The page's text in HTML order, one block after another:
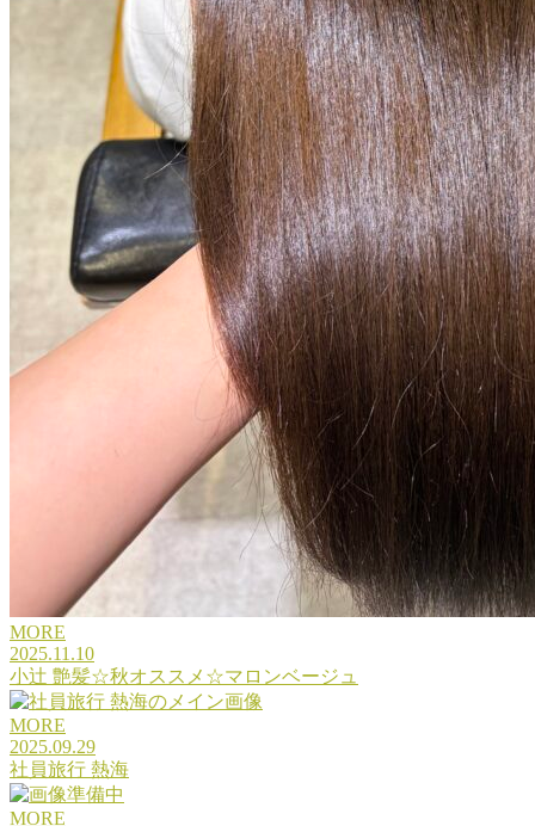
MORE
2025.11.10
小辻 艶髪☆秋オススメ☆マロンベージュ
MORE
2025.09.29
社員旅行 熱海
MORE